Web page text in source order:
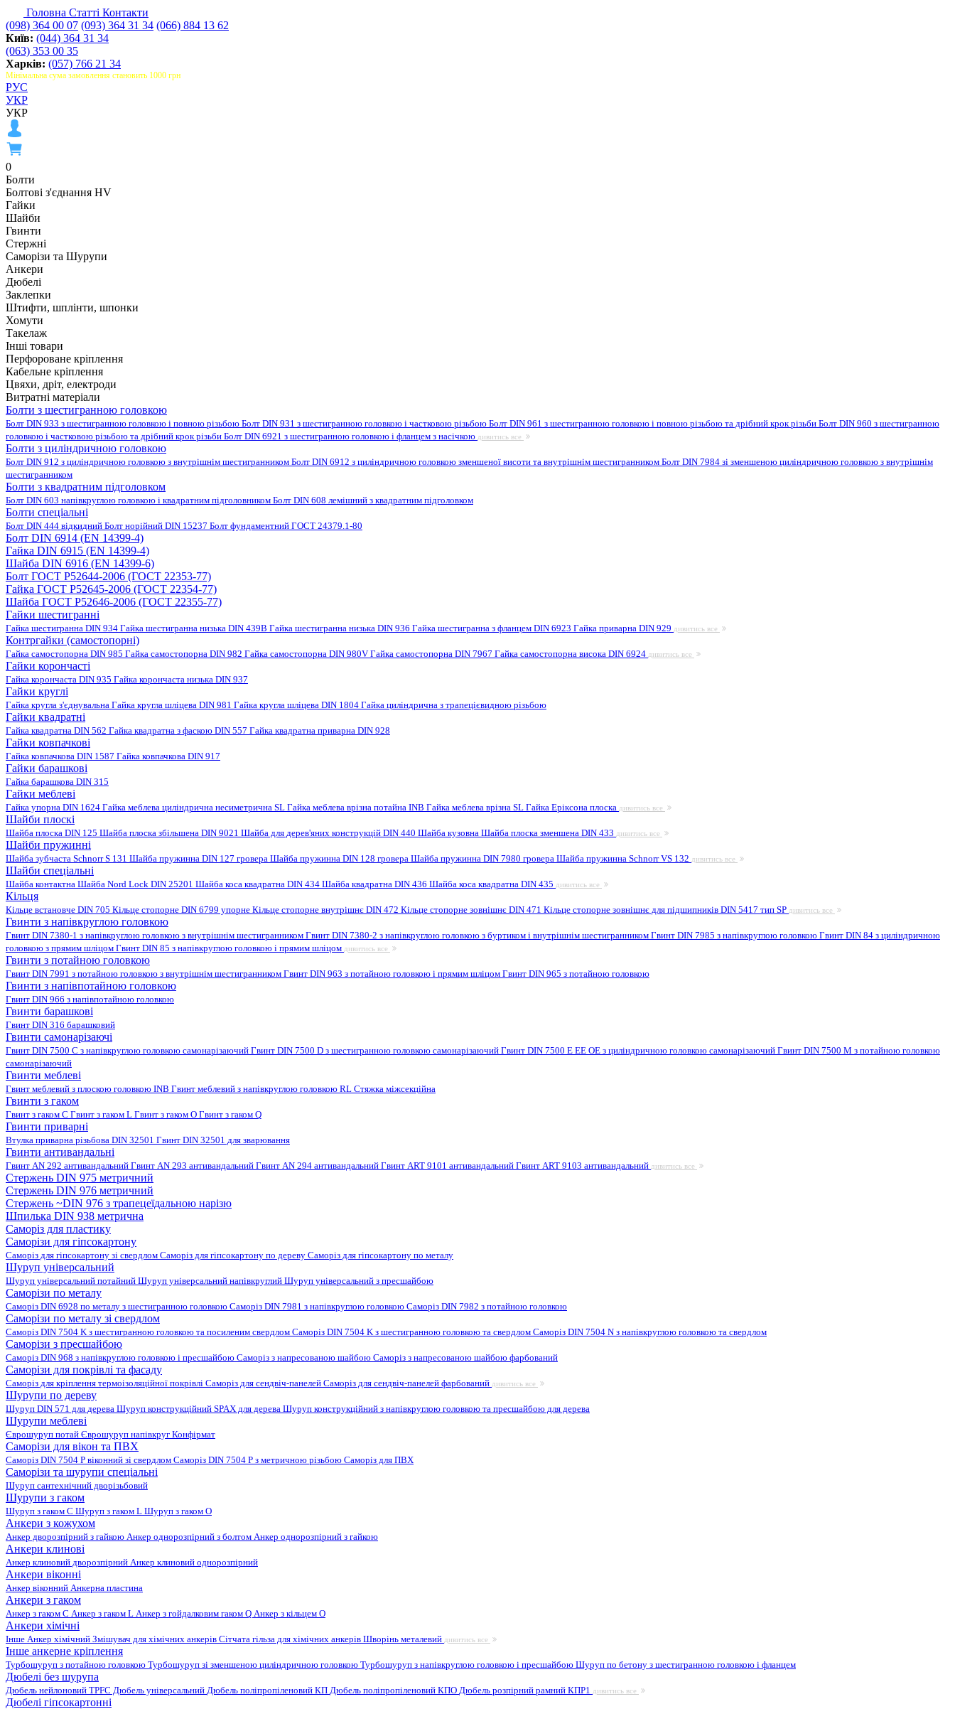
Головна Статті Контакти
(098) 364 00 07 (093) 364 31 34 (066) 884 13 62
Київ: (044) 364 31 34
(063) 353 00 35
Харків: (057) 766 21 34
Мінімальна сума замовлення становить 1000 грн
РУС
УКР
УКР
0
Болти
Болтові з'єднання HV
Гайки
Шайби
Гвинти
Стержні
Саморізи та Шурупи
Анкери
Дюбелі
Заклепки
Штифти, шплінти, шпонки
Хомути
Такелаж
Інші товари
Перфороване кріплення
Кабельне кріплення
Цвяхи, дріт, електроди
Витратні матеріали
Болти з шестигранною головкою
Болт DIN 933 з шестигранною головкою і повною різьбою Болт DIN 931 з шестигранною головкою і частковою різьбою Болт DIN 961 з шестигранною головкою і повною різьбою та дрібний крок різьби Болт DIN 960 з шестигранною
головкою і частковою різьбою та дрібний крок різьби Болт DIN 6921 з шестигранною головкою і фланцем з насічкою дивитись все
Болти з циліндричною головкою
Болт DIN 912 з циліндричною головкою з внутрішнім шестигранником Болт DIN 6912 з циліндричною головкою зменшеної висоти та внутрішнім шестигранником Болт DIN 7984 зі зменшеною циліндричною головкою з внутрішнім
шестигранником
Болти з квадратним підголовком
Болт DIN 603 напівкруглою головкою і квадратним підголовником Болт DIN 608 лемішний з квадратним підголовком
Болти спеціальні
Болт DIN 444 відкидний Болт норійний DIN 15237 Болт фундаментний ГОСТ 24379.1-80
Болт DIN 6914 (EN 14399-4)
Гайка DIN 6915 (EN 14399-4)
Шайба DIN 6916 (EN 14399-6)
Болт ГОСТ Р52644-2006 (ГОСТ 22353-77)
Гайка ГОСТ Р52645-2006 (ГОСТ 22354-77)
Шайба ГОСТ Р52646-2006 (ГОСТ 22355-77)
Гайки шестигранні
Гайка шестигранна DIN 934 Гайка шестигранна низька DIN 439B Гайка шестигранна низька DIN 936 Гайка шестигранна з фланцем DIN 6923 Гайка приварна DIN 929 дивитись все
Контргайки (самостопорні)
Гайка самостопорна DIN 985 Гайка самостопорна DIN 982 Гайка самостопорна DIN 980V Гайка самостопорна DIN 7967 Гайка самостопорна висока DIN 6924 дивитись все
Гайки корончасті
Гайка корончаста DIN 935 Гайка корончаста низька DIN 937
Гайки круглі
Гайка кругла з'єднувальна Гайка кругла шліцева DIN 981 Гайка кругла шліцева DIN 1804 Гайка циліндрична з трапецієвидною різьбою
Гайки квадратні
Гайка квадратна DIN 562 Гайка квадратна з фаскою DIN 557 Гайка квадратна приварна DIN 928
Гайки ковпачкові
Гайка ковпачкова DIN 1587 Гайка ковпачкова DIN 917
Гайки барашкові
Гайка барашкова DIN 315
Гайки меблеві
Гайка упорна DIN 1624 Гайка меблева циліндрична несиметрична SL Гайка меблева врізна потайна INB Гайка меблева врізна SL Гайка Еріксона плоска дивитись все
Шайби плоскі
Шайба плоска DIN 125 Шайба плоска збільшена DIN 9021 Шайба для дерев'яних конструкцій DIN 440 Шайба кузовна Шайба плоска зменшена DIN 433 дивитись все
Шайби пружинні
Шайба зубчаста Schnorr S 131 Шайба пружинна DIN 127 гровера Шайба пружинна DIN 128 гровера Шайба пружинна DIN 7980 гровера Шайба пружинна Schnorr VS 132 дивитись все
Шайби спеціальні
Шайба контактна Шайба Nord Lock DIN 25201 Шайба коса квадратна DIN 434 Шайба квадратна DIN 436 Шайба коса квадратна DIN 435 дивитись все
Кільця
Кільце встановче DIN 705 Кільце стопорне DIN 6799 упорне Кільце стопорне внутрішнє DIN 472 Кільце стопорне зовнішнє DIN 471 Кільце стопорне зовнішнє для підшипників DIN 5417 тип SP дивитись все
Гвинти з напівкруглою головкою
Гвинт DIN 7380-1 з напівкруглою головкою з внутрішнім шестигранником Гвинт DIN 7380-2 з напівкруглою головкою з буртиком і внутрішнім шестигранником Гвинт DIN 7985 з напівкруглою головкою Гвинт DIN 84 з циліндричною
головкою з прямим шліцом Гвинт DIN 85 з напівкруглою головкою і прямим шліцом дивитись все
Гвинти з потайною головкою
Гвинт DIN 7991 з потайною головкою з внутрішнім шестигранником Гвинт DIN 963 з потайною головкою і прямим шліцом Гвинт DIN 965 з потайною головкою
Гвинти з напівпотайною головкою
Гвинт DIN 966 з напівпотайною головкою
Гвинти барашкові
Гвинт DIN 316 барашковий
Гвинти самонарізаючі
Гвинт DIN 7500 C з напівкруглою головкою самонарізаючий Гвинт DIN 7500 D з шестигранною головкою самонарізаючий Гвинт DIN 7500 E EE OE з циліндричною головкою самонарізаючий Гвинт DIN 7500 M з потайною головкою
самонарізаючий
Гвинти меблеві
Гвинт меблевий з плоскою головкою INB Гвинт меблевий з напівкруглою головкою RL Стяжка міжсекційна
Гвинти з гаком
Гвинт з гаком C Гвинт з гаком L Гвинт з гаком O Гвинт з гаком Q
Гвинти приварні
Втулка приварна різьбова DIN 32501 Гвинт DIN 32501 для зварювання
Гвинти антивандальні
Гвинт AN 292 антивандальний Гвинт AN 293 антивандальний Гвинт AN 294 антивандальний Гвинт ART 9101 антивандальний Гвинт ART 9103 антивандальний дивитись все
Стержень DIN 975 метричний
Стержень DIN 976 метричний
Стержень ~DIN 976 з трапецеїдальною нарізю
Шпилька DIN 938 метрична
Саморіз для пластику
Саморізи для гіпсокартону
Саморіз для гіпсокартону зі свердлом Саморіз для гіпсокартону по дереву Саморіз для гіпсокартону по металу
Шуруп універсальний
Шуруп універсальний потайний Шуруп універсальний напівкруглий Шуруп універсальний з пресшайбою
Саморізи по металу
Саморіз DIN 6928 по металу з шестигранною головкою Саморіз DIN 7981 з напівкруглою головкою Саморіз DIN 7982 з потайною головкою
Саморізи по металу зі свердлом
Саморіз DIN 7504 K з шестигранною головкою та посиленим свердлом Саморіз DIN 7504 K з шестигранною головкою та свердлом Саморіз DIN 7504 N з напівкруглою головкою та свердлом
Саморізи з пресшайбою
Саморіз DIN 968 з напівкруглою головкою і пресшайбою Саморіз з напресованою шайбою Саморіз з напресованою шайбою фарбований
Саморізи для покрівлі та фасаду
Саморіз для кріплення термоізоляційної покрівлі Саморіз для сендвіч-панелей Саморіз для сендвіч-панелей фарбований дивитись все
Шурупи по дереву
Шуруп DIN 571 для дерева Шуруп конструкційний SPAX для дерева Шуруп конструкційний з напівкруглою головкою та пресшайбою для дерева
Шурупи меблеві
Єврошуруп потай Єврошуруп напівкруг Конфірмат
Саморізи для вікон та ПВХ
Саморіз DIN 7504 P віконний зі свердлом Саморіз DIN 7504 P з метричною різьбою Саморіз для ПВХ
Саморізи та шурупи спеціальні
Шуруп сантехнічний дворізьбовий
Шурупи з гаком
Шуруп з гаком C Шуруп з гаком L Шуруп з гаком O
Анкери з кожухом
Анкер дворозпірний з гайкою Анкер однорозпірний з болтом Анкер однорозпірний з гайкою
Анкери клинові
Анкер клиновий дворозпірний Анкер клиновий однорозпірний
Анкери віконні
Анкер віконний Анкерна пластина
Анкери з гаком
Анкер з гаком C Анкер з гаком L Анкер з гойдалковим гаком Q Анкер з кільцем O
Анкери хімічні
Інше Анкер хімічний Змішувач для хімічних анкерів Сітчата гільза для хімічних анкерів Шворінь металевий дивитись все
Інше анкерне кріплення
Турбошуруп з потайною головкою Турбошуруп зі зменшеною циліндричною головкою Турбошуруп з напівкруглою головкою і пресшайбою Шуруп по бетону з шестигранною головкою і фланцем
Дюбелі без шурупа
Дюбель нейлоновий TPFC Дюбель універсальний Дюбель поліпропіленовий КП Дюбель поліпропіленовий КПО Дюбель розпірний рамний КПР1 дивитись все
Дюбелі гіпсокартонні